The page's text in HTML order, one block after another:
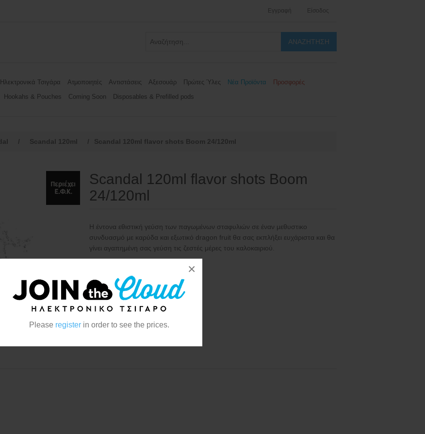
Please registerin order to see the prices.
×
Εγγραφή Είσοδος
Ηλεκτρονικά Τσιγάρα Ατμοποιητές Αντιστάσεις Αξεσουάρ Πρώτες Ύλες Νέα Προϊόντα
Προσφορές
Hookahs & Pouches
Coming Soon Disposables & Prefilled pods
/ Scandal 120ml / Scandal 120ml flavor shots Boom 24/120ml
Scandal 120ml flavor shots Boom
24/120ml
Η έντονα εθιστική γεύση των παγωμένων σταφυλιών σε έναν μεθυστικο
συνδυασμό με καρύδα και εξωτικό dragon fruit θα σας εκπλήξει ευχάριστα και θα
γίνει αγαπημένη σας γεύση τις ζεστές μέρες του καλοκαιριού.